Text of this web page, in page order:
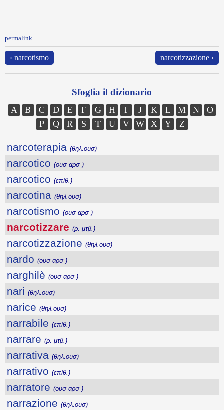
permalink
‹ narcotismo narcotizzazione ›
Sfoglia il dizionario
A B C D E F G H I J K L M N
O
P
Q R S T U V W X Y Z
narcoterapia (θηλ.ουσ)
narcotico (ουσ αρσ )
narcotico (επίθ.)
narcotina (θηλ.ουσ)
narcotismo (ουσ αρσ )
narcotizzare (ρ. μτβ.)
narcotizzazione (θηλ.ουσ)
nardo (ουσ αρσ )
narghilè (ουσ αρσ )
nari (θηλ.ουσ)
narice (θηλ.ουσ)
narrabile (επίθ.)
narrare (ρ. μτβ.)
narrativa (θηλ.ουσ)
narrativo (επίθ.)
narratore (ουσ αρσ )
narrazione (θηλ.ουσ)